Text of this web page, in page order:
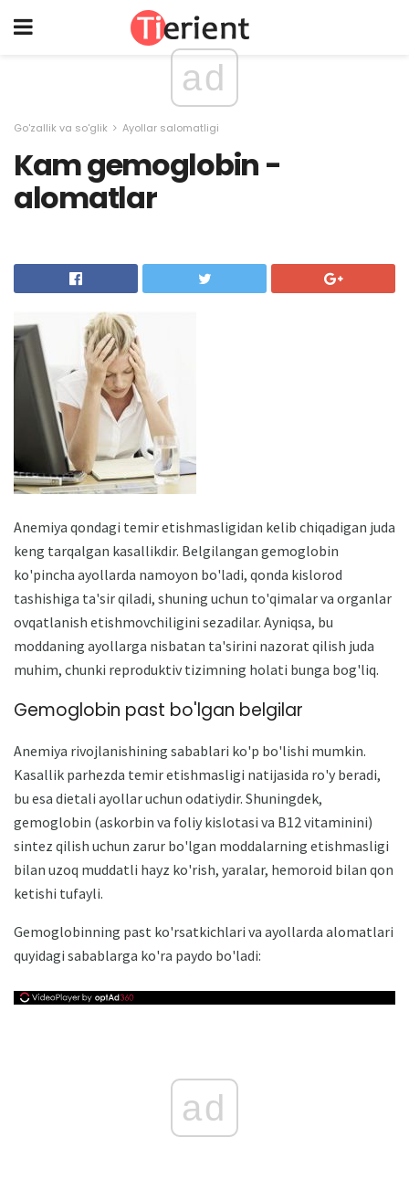
ad
Go'zallik va so'glik Ayollar salomatligi
Kam gemoglobin -
alomatlar
Anemiya qondagi temir etishmasligidan kelib chiqadigan juda
keng tarqalgan kasallikdir. Belgilangan gemoglobin
ko'pincha ayollarda namoyon bo'ladi, qonda kislorod
tashishiga ta'sir qiladi, shuning uchun to'qimalar va organlar
ovqatlanish etishmovchiligini sezadilar. Ayniqsa, bu
moddaning ayollarga nisbatan ta'sirini nazorat qilish juda
muhim, chunki reproduktiv tizimning holati bunga bog'liq.
Gemoglobin past bo'lgan belgilar
Anemiya rivojlanishining sabablari ko'p bo'lishi mumkin.
Kasallik parhezda temir etishmasligi natijasida ro'y beradi,
bu esa dietali ayollar uchun odatiydir. Shuningdek,
gemoglobin (askorbin va foliy kislotasi va B12 vitaminini)
sintez qilish uchun zarur bo'lgan moddalarning etishmasligi
bilan uzoq muddatli hayz ko'rish, yaralar, hemoroid bilan qon
ketishi tufayli.
Gemoglobinning past ko'rsatkichlari va ayollarda alomatlari
quyidagi sabablarga ko'ra paydo bo'ladi:
ad